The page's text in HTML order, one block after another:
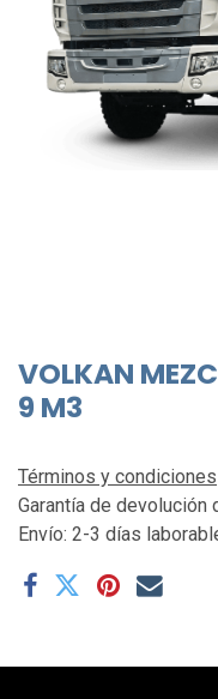
VOLKAN
9 M3
Términos y condiciones
Garantía de devolución
Envío: 2-3 días